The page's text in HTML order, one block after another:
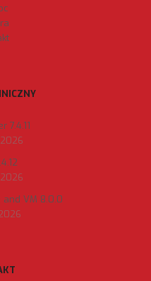
7.4.11
and VM 8.0.0